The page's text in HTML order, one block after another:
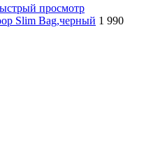
просмотр
Slim Bag,черный 1 990